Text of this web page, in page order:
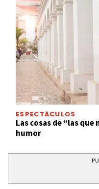
ESPECTÁCULOS
Las cosas de “las que
humor